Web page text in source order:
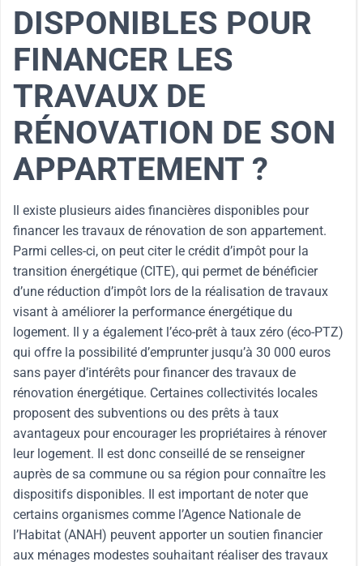
DISPONIBLES POUR
FINANCER LES
TRAVAUX DE
RÉNOVATION DE SON
APPARTEMENT ?
Il existe plusieurs aides financières disponibles pour
financer les travaux de rénovation de son appartement.
Parmi celles-ci, on peut citer le crédit d’impôt pour la
transition énergétique (CITE), qui permet de bénéficier
d’une réduction d’impôt lors de la réalisation de travaux
visant à améliorer la performance énergétique du
logement. Il y a également l’éco-prêt à taux zéro (éco-PTZ)
qui offre la possibilité d’emprunter jusqu’à 30 000 euros
sans payer d’intérêts pour financer des travaux de
rénovation énergétique. Certaines collectivités locales
proposent des subventions ou des prêts à taux
avantageux pour encourager les propriétaires à rénover
leur logement. Il est donc conseillé de se renseigner
auprès de sa commune ou sa région pour connaître les
dispositifs disponibles. Il est important de noter que
certains organismes comme l’Agence Nationale de
l’Habitat (ANAH) peuvent apporter un soutien financier
aux ménages modestes souhaitant réaliser des travaux